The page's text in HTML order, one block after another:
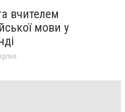
вчителем
мови у